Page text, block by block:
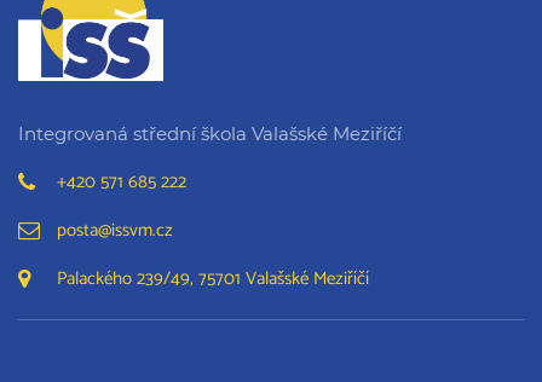
Integrovaná střední škola Valašské Meziříčí
+420 571 685 222
posta@issvm.cz
Palackého 239/49, 75701 Valašské Meziříčí